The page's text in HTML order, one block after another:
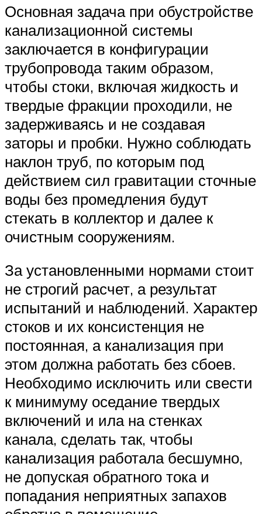
Основная задача при обустройстве
канализационной системы
заключается в конфигурации
трубопровода таким образом,
чтобы стоки, включая жидкость и
твердые фракции проходили, не
задерживаясь и не создавая
заторы и пробки. Нужно соблюдать
наклон труб, по которым под
действием сил гравитации сточные
воды без промедления будут
стекать в коллектор и далее к
очистным сооружениям.
За установленными нормами стоит
не строгий расчет, а результат
испытаний и наблюдений. Характер
стоков и их консистенция не
постоянная, а канализация при
этом должна работать без сбоев.
Необходимо исключить или свести
к минимуму оседание твердых
включений и ила на стенках
канала, сделать так, чтобы
канализация работала бесшумно,
не допуская обратного тока и
попадания неприятных запахов